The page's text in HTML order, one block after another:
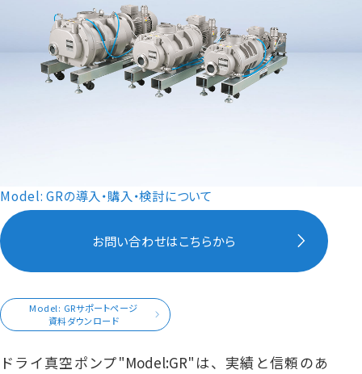
Model: GRの導入・購入・検討について
お問い合わせはこちらから
Model: GRサポートページ
資料ダウンロード
ドライ真空ポンプ"Model:GR" は、実績と信頼のあ